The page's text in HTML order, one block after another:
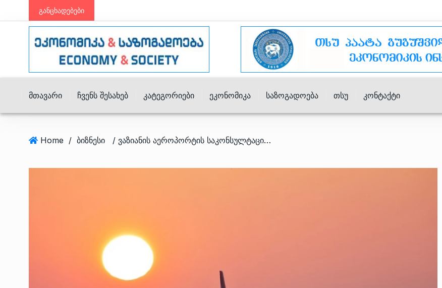
განცხადებები
Მთავარი Ჩვენს Შესახებ Კატეგორიები Ეკონომიკა Საზოგადოება Თსუ Კონტაქტი
Home / ბიზნესი / ვაზიანის აეროპორტის საკონსულტაციო მომსახურებაზე ტენდერი გამოცხადდა – დეტალები